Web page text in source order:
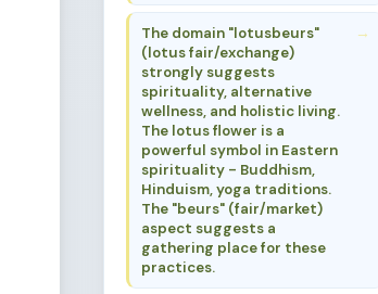
The domain "lotusbeurs"
(lotus fair/exchange)
strongly suggests
spirituality, alternative
wellness, and holistic living.
The lotus flower is a
powerful symbol in Eastern
spirituality - Buddhism,
Hinduism, yoga traditions.
The "beurs" (fair/market)
aspect suggests a
gathering place for these
practices.